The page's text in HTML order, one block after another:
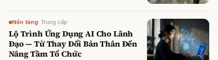
Nền tảng· Trung cấp
Lộ Trình Ứng Dụng AI Cho Lãnh
Đạo — Từ Thay Đổi Bản Thân Đến
Nâng Tầm Tổ Chức